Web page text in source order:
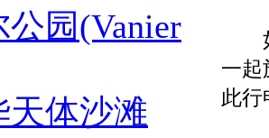
公园(Vanier
天体沙滩
如
一起
此行